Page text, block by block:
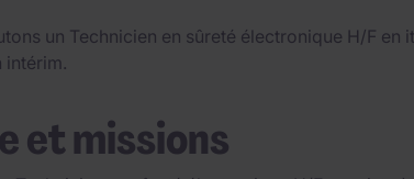
un Technicien en sûreté électronique H/F en
intérim.
et missions